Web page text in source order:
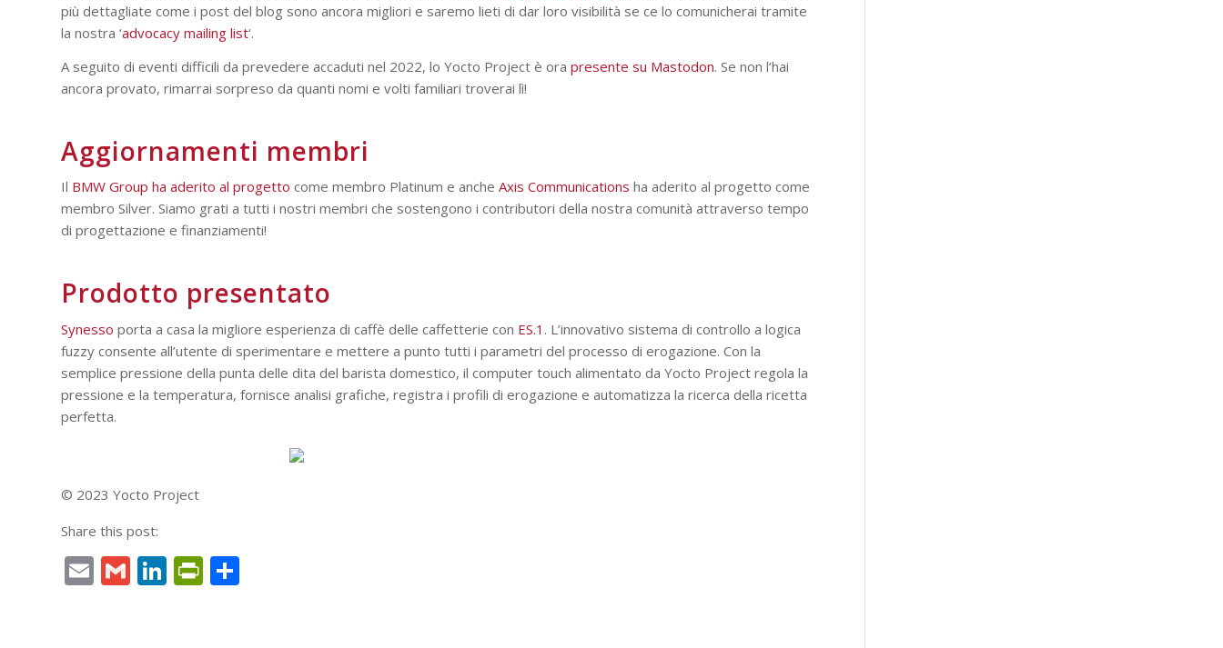
più dettagliate come i post del blog sono ancora migliori e saremo lieti di dar loro visibilità se ce lo comunicherai tramite
la nostra ‘advocacy mailing list‘.
A seguito di eventi difficili da prevedere accaduti nel 2022, lo Yocto Project è ora presente su Mastodon. Se non l’hai
ancora provato, rimarrai sorpreso da quanti nomi e volti familiari troverai lì!
Aggiornamenti membri
Il BMW Group ha aderito al progetto come membro Platinum e anche Axis Communications ha aderito al progetto come
membro Silver. Siamo grati a tutti i nostri membri che sostengono i contributori della nostra comunità attraverso tempo
di progettazione e finanziamenti!
Prodotto presentato
Synesso porta a casa la migliore esperienza di caffè delle caffetterie con ES.1 . L’innovativo sistema di controllo a logica
fuzzy consente all’utente di sperimentare e mettere a punto tutti i parametri del processo di erogazione. Con la
semplice pressione della punta delle dita del barista domestico, il computer touch alimentato da Yocto Project regola la
pressione e la temperatura, fornisce analisi grafiche, registra i profili di erogazione e automatizza la ricerca della ricetta
perfetta.
© 2023 Yocto Project
Share this post:
EmailGmailLinkedIn
PrintFriendly